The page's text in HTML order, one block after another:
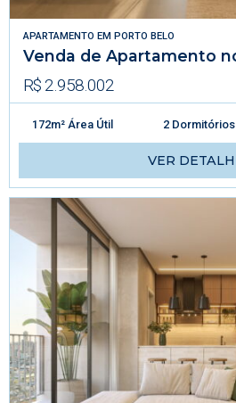
APARTAMENTO EM PORTO BELO
Venda de Apartamento
R$ 2.958.002
172m² Área Útil 2 Dormitórios
VER